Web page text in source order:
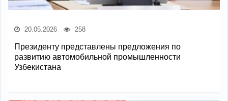
20.05.2026 258
Президенту представлены предложения по
развитию автомобильной промышленности
Узбекистана